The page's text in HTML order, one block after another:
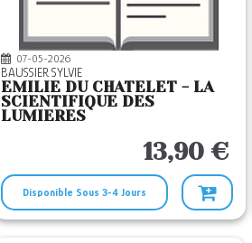
07-05-2026
BAUSSIER SYLVIE
EMILIE DU CHATELET - LA
SCIENTIFIQUE DES
LUMIERES
13,90 €
Disponible Sous 3-4 Jours